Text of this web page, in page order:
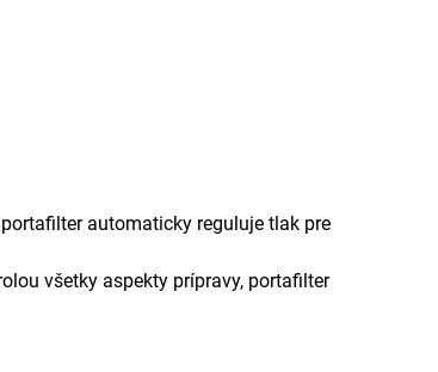
automaticky reguluje tlak pre
všetky aspekty prípravy, portafilter